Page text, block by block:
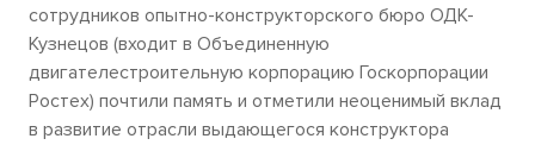
сотрудников опытно-конструкторского бюро ОДК-
Кузнецов (входит в Объединенную
двигателестроительную корпорацию Госкорпорации
Ростех) почтили память и отметили неоценимый вклад
в развитие отрасли выдающегося конструктора